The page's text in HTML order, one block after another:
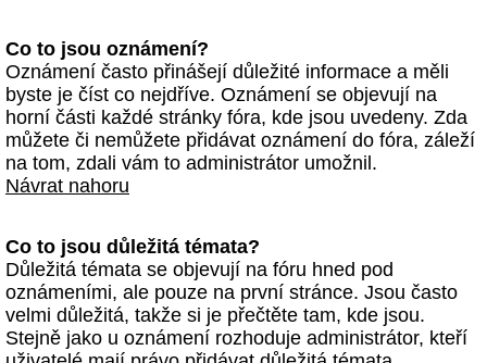
Co to jsou oznámení?
Oznámení často přinášejí důležité informace a měli
byste je číst co nejdříve. Oznámení se objevují na
horní části každé stránky fóra, kde jsou uvedeny. Zda
můžete či nemůžete přidávat oznámení do fóra, záleží
na tom, zdali vám to administrátor umožnil.
Návrat nahoru
Co to jsou důležitá témata?
Důležitá témata se objevují na fóru hned pod
oznámeními, ale pouze na první stránce. Jsou často
velmi důležitá, takže si je přečtěte tam, kde jsou.
Stejně jako u oznámení rozhoduje administrátor, kteří